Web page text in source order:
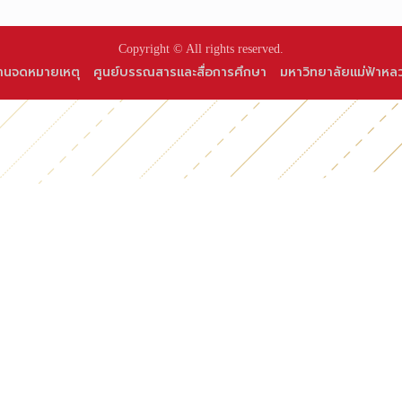
Copyright © All rights reserved.
นจดหมายเหตุ ศูนย์บรรณสารและสื่อการศึกษา มหาวิทยาลัยแม่ฟ้าหล